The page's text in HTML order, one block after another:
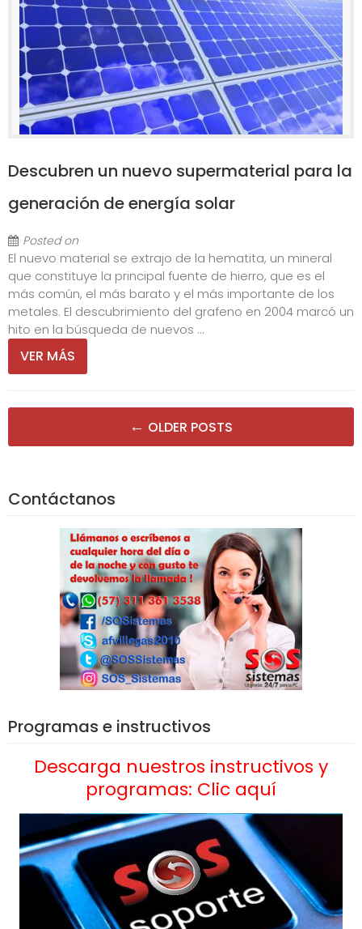
Descubren un nuevo supermaterial para la
generación de energía solar
Posted on
El nuevo material se extrajo de la hematita, un mineral
que constituye la principal fuente de hierro, que es el
más común, el más barato y el más importante de los
metales. El descubrimiento del grafeno en 2004 marcó un
hito en la búsqueda de nuevos ...
VER MÁS
navigation
← OLDER POSTS
Contáctanos
Programas e instructivos
Descarga nuestros instructivos y
programas: Clic aquí